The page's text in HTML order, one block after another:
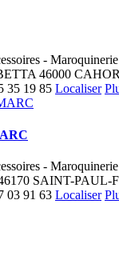
-
46000
35 19 85 Localiser
-
SAINT-PAUL-
03 91 63 Localiser